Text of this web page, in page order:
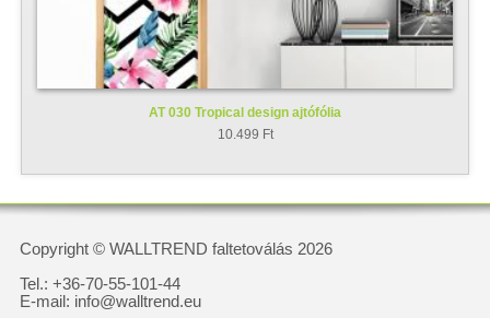
AT 030 Tropical design ajtófólia
10.499 Ft
Copyright © WALLTREND faltetoválás 2026
Tel.: +36-70-55-101-44
E-mail: info@walltrend.eu